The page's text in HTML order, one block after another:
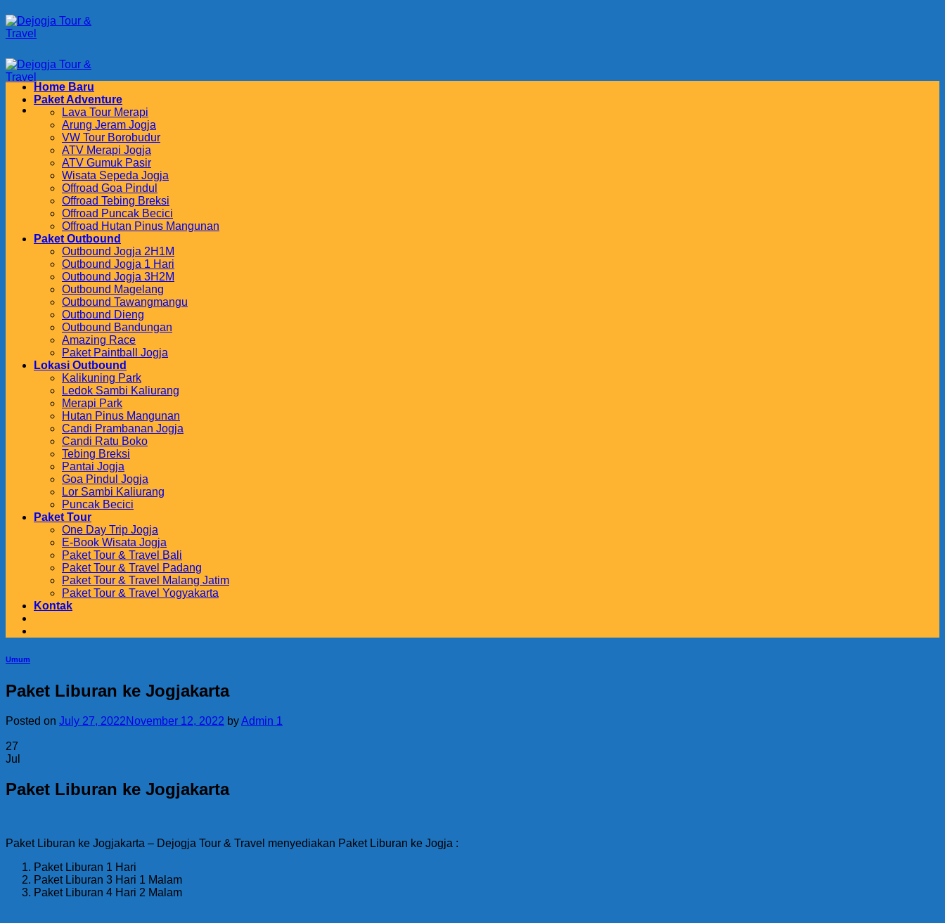
to
content
Home Baru
Paket Adventure
Lava Tour Merapi
Arung Jeram Jogja
VW Tour Borobudur
ATV Merapi Jogja
ATV Gumuk Pasir
Wisata Sepeda Jogja
Offroad Goa Pindul
Offroad Tebing Breksi
Offroad Puncak Becici
Offroad Hutan Pinus Mangunan
Paket Outbound
Outbound Jogja 2H1M
Outbound Jogja 1 Hari
Outbound Jogja 3H2M
Outbound Magelang
Outbound Tawangmangu
Outbound Dieng
Outbound Bandungan
Amazing Race
Paket Paintball Jogja
Lokasi Outbound
Kalikuning Park
Ledok Sambi Kaliurang
Merapi Park
Hutan Pinus Mangunan
Candi Prambanan Jogja
Candi Ratu Boko
Tebing Breksi
Pantai Jogja
Goa Pindul Jogja
Lor Sambi Kaliurang
Puncak Becici
Paket Tour
One Day Trip Jogja
E-Book Wisata Jogja
Paket Tour & Travel Bali
Paket Tour & Travel Padang
Paket Tour & Travel Malang Jatim
Paket Tour & Travel Yogyakarta
Kontak
Umum
Paket Liburan ke Jogjakarta
Posted on July 27, 2022November 12, 2022 byAdmin 1
27
Jul
Paket Liburan ke Jogjakarta
Paket Liburan ke Jogjakarta – Dejogja Tour & Travel menyediakan Paket Liburan ke Jogja :
Paket Liburan 1 Hari
Paket Liburan 3 Hari 1 Malam
Paket Liburan 4 Hari 2 Malam